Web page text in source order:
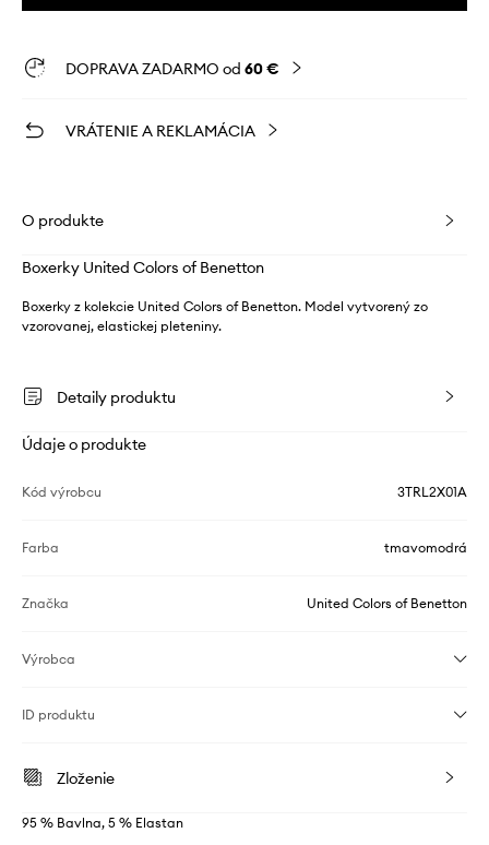
DOPRAVA ZADARMO od 60 €
VRÁTENIE A REKLAMÁCIA
O produkte
Boxerky United Colors of Benetton
Boxerky z kolekcie United Colors of Benetton. Model vytvorený zo
vzorovanej, elastickej pleteniny.
Detaily produktu
Údaje o produkte
Kód výrobcu 3TRL2X01A
Farba tmavomodrá
Značka United Colors of Benetton
Výrobca
ID produktu
Zloženie
95 % Bavlna, 5 % Elastan